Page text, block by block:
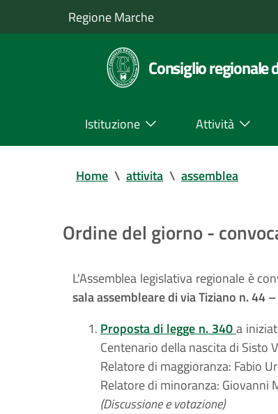
Regione Marche
Consiglio regionale
Istituzione Attività
Home \ attivita \ assemblea
Ordine del giorno -
L'Assemblea legislativa regionale è
sala assembleare di via Tiziano n. 44
Proposta di legge n. 340a
Centenario della nascita di Sisto
Relatore di maggioranza: Fabio
Relatore di minoranza: Giovanni
(Discussione e votazione)